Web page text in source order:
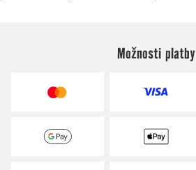
Možnosti platby